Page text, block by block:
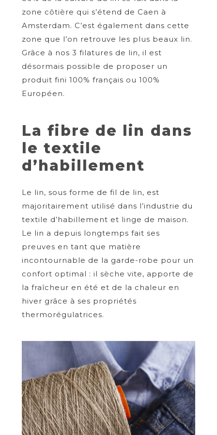
zone côtière qui s’étend de Caen à
Amsterdam. C’est également dans cette
zone que l’on retrouve les plus beaux lin.
Grâce à nos 3 filatures de lin, il est
désormais possible de proposer un
produit fini 100% français ou 100%
Européen.
La fibre de lin dans
le textile
d’habillement
Le lin, sous forme de fil de lin, est
majoritairement utilisé dans l’industrie du
textile d’habillement et linge de maison.
Le lin a depuis longtemps fait ses
preuves en tant que matière
incontournable de la garde-robe pour un
confort optimal : il sèche vite, apporte de
la fraîcheur en été et de la chaleur en
hiver grâce à ses propriétés
thermorégulatrices.